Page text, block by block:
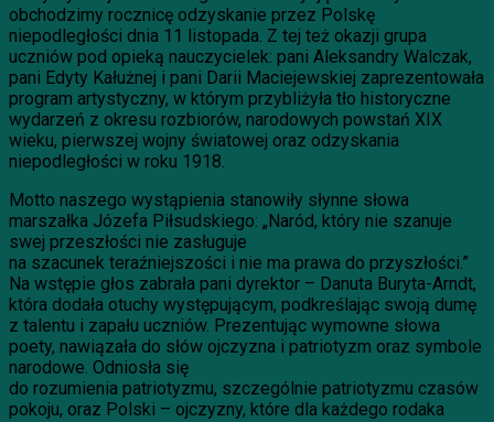
obchodzimy rocznicę odzyskanie przez Polskę
niepodległości dnia 11 listopada. Z tej też okazji grupa
uczniów pod opieką nauczycielek: pani Aleksandry Walczak,
pani Edyty Kałużnej i pani Darii Maciejewskiej zaprezentowała
program artystyczny, w którym przybliżyła tło historyczne
wydarzeń z okresu rozbiorów, narodowych powstań XIX
wieku, pierwszej wojny światowej oraz odzyskania
niepodległości w roku 1918.
Motto naszego wystąpienia stanowiły słynne słowa
marszałka Józefa Piłsudskiego: „Naród, który nie szanuje
swej przeszłości nie zasługuje
na szacunek teraźniejszości i nie ma prawa do przyszłości.”
Na wstępie głos zabrała pani dyrektor – Danuta Buryta-Arndt,
która dodała otuchy występującym, podkreślając swoją dumę
z talentu i zapału uczniów. Prezentując wymowne słowa
poety, nawiązała do słów ojczyzna i patriotyzm oraz symbole
narodowe. Odniosła się
do rozumienia patriotyzmu, szczególnie patriotyzmu czasów
pokoju, oraz Polski – ojczyzny, które dla każdego rodaka